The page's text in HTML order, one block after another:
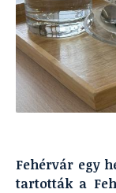
Fehérvár egy
tartották a